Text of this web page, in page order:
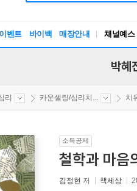
이벤트 바이백 매장안내 채널예스
박혜
리 카운셀링/심리치... 치
소득공제
철학과 마음
김정현 저 책세상